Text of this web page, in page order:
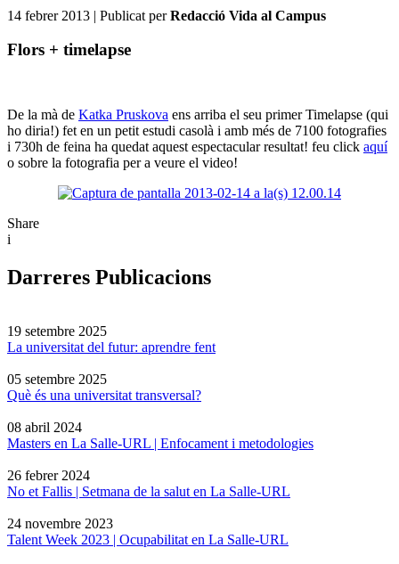
14 febrer 2013 | Publicat perRedacció Vida al Campus
Flors + timelapse
De la mà de Katka Pruskova ens arriba el seu primer Timelapse (qui
ho diria!) fet en un petit estudi casolà i amb més de 7100 fotografies
i 730h de feina ha quedat aquest espectacular resultat! feu click aquí
o sobre la fotografia per a veure el video!
Share
i
Darreres Publicacions
19 setembre 2025
La universitat del futur: aprendre fent
05 setembre 2025
Què és una universitat transversal?
08 abril 2024
Masters en La Salle-URL | Enfocament i metodologies
26 febrer 2024
No et Fallis | Setmana de la salut en La Salle-URL
24 novembre 2023
Talent Week 2023 | Ocupabilitat en La Salle-URL